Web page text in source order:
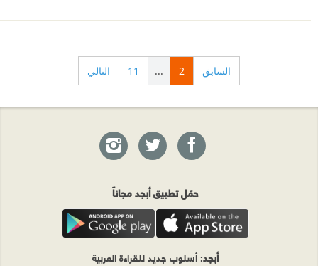
السابق 2
...
11 التالي
حمّل تطبيق أبجد مجاناً
أبجد: أسلوب جديد للقراءة العربية